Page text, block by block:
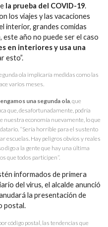
la prueba del COVID-19.
los viajes y las vacaciones
interior, grandes comidas
año no puede ser el caso
en interiores y usa una
esto”.
ola implicaría medidas como las
varios meses.
una segunda ola , que
que, desafortunadamente, podría
nuestra economía nuevamente, lo que
“Sería horrible para el sustento
escuelas. Hay peligros obvios y reales
digo a la gente que hay una última
que todos participen”.
informados de primera
del virus, el alcalde anunció
la presentación de
postal.
código postal, las tendencias que